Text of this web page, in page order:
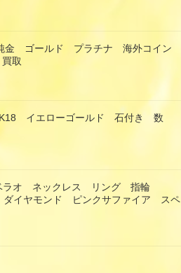
金 ゴールド プラチナ 海外コイン
取
イエローゴールド 石付き 数
ラオ ネックレス リング 指輪
イヤモンド ピンクサファイア スペ